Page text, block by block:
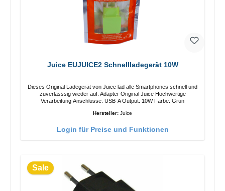
Juice EUJUICE2 Schnellladegerät 10W
Dieses Original Ladegerät von Juice läd alle Smartphones schnell und
zuverlässsig wieder auf. Adapter Original Juice Hochwertige
Verarbeitung Anschlüsse: USB-A Output: 10W Farbe: Grün
Hersteller: Juice
Login für Preise und Funktionen
Sale